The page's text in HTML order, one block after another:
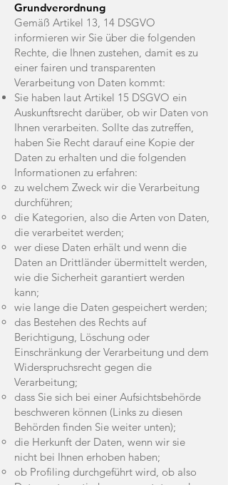
Grundverordnung
Gemäß Artikel 13, 14 DSGVO
informieren wir Sie über die folgenden
Rechte, die Ihnen zustehen, damit es zu
einer fairen und transparenten
Verarbeitung von Daten kommt:
Sie haben laut Artikel 15 DSGVO ein
Auskunftsrecht darüber, ob wir Daten von
Ihnen verarbeiten. Sollte das zutreffen,
haben Sie Recht darauf eine Kopie der
Daten zu erhalten und die folgenden
Informationen zu erfahren:
zu welchem Zweck wir die Verarbeitung
durchführen;
die Kategorien, also die Arten von Daten,
die verarbeitet werden;
wer diese Daten erhält und wenn die
Daten an Drittländer übermittelt werden,
wie die Sicherheit garantiert werden
kann;
wie lange die Daten gespeichert werden;
das Bestehen des Rechts auf
Berichtigung, Löschung oder
Einschränkung der Verarbeitung und dem
Widerspruchsrecht gegen die
Verarbeitung;
dass Sie sich bei einer Aufsichtsbehörde
beschweren können (Links zu diesen
Behörden finden Sie weiter unten);
die Herkunft der Daten, wenn wir sie
nicht bei Ihnen erhoben haben;
ob Profiling durchgeführt wird, ob also